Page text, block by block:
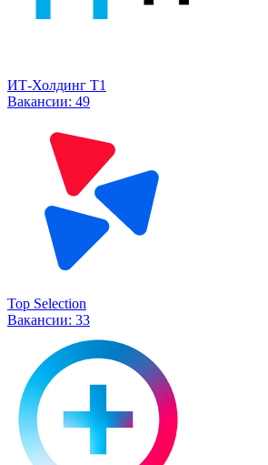
ИТ-Холдинг Т1
Вакансии: 49
Top Selection
Вакансии: 33